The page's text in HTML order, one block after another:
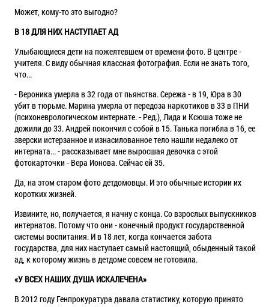
Может, кому-то это выгодно?
В 18 ДЛЯ НИХ НАСТУПАЕТ АД
Улыбающиеся дети на пожелтевшем от времени фото. В центре -
учителя. С виду обычная классная фотография. Если не знать того,
что...
- Вероника умерла в 32 года от пьянства. Сережа - в 19, Юра в 30
убит в тюрьме. Марина умерла от передоза наркотиков в 33 в ПНИ
(психоневрологическом интернате. - Ред.), Лида и Ксюша тоже не
дожили до 33. Андрей покончил с собой в 15. Танька погибла в 16, ее
зверски истерзанное и изнасилованное тело нашли недалеко от
интерната... - рассказывает мне выросшая девочка с этой
фотокарточки - Вера Ионова. Сейчас ей 35.
Да, на этом старом фото детдомовцы. И это обычные истории их
коротких жизней.
Извините, но, получается, я начну с конца. Со взрослых выпускников
интернатов. Потому что они - конечный продукт государственной
системы воспитания. И в 18 лет, когда кончается забота
государства, для них наступает самый настоящий, обыденный такой
ад, к которому жизнь в детдоме совсем не готовила.
«У ВСЕХ НАШИХ ДУША ИСКАЛЕЧЕНА»
В 2012 году Генпрокуратура давала статистику, которую принято